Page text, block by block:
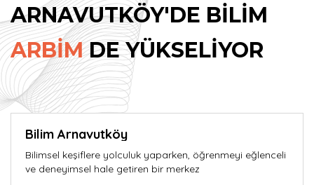
ARNAVUTKÖY'DE BİLİM
ARBİMDE YÜKSELİYOR
Bilim Arnavutköy
Bilimsel keşiflere yolculuk yaparken, öğrenmeyi eğlenceli
ve deneyimsel hale getiren bir merkez